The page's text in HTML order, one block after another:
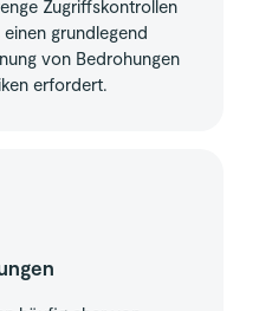
Zugriffskontrollen
grundlegend
von Bedrohungen
erfordert.